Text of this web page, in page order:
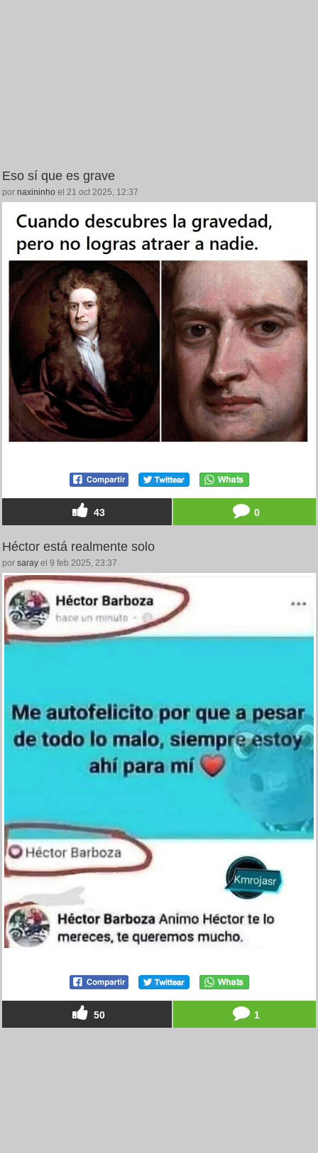
Eso sí que es grave
por naxininho el 21 oct 2025, 12:37
43 0
Héctor está realmente solo
por saray el 9 feb 2025, 23:37
50 1